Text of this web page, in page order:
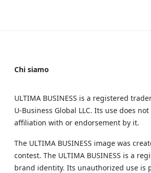
Chi siamo
ULTIMA BUSINESS is a registered
U‑Business Global LLC. Its use does
affiliation with or endorsement by it.
The ULTIMA BUSINESS image was
contest. The ULTIMA BUSINESS is a
brand identity. Its unauthorized use is